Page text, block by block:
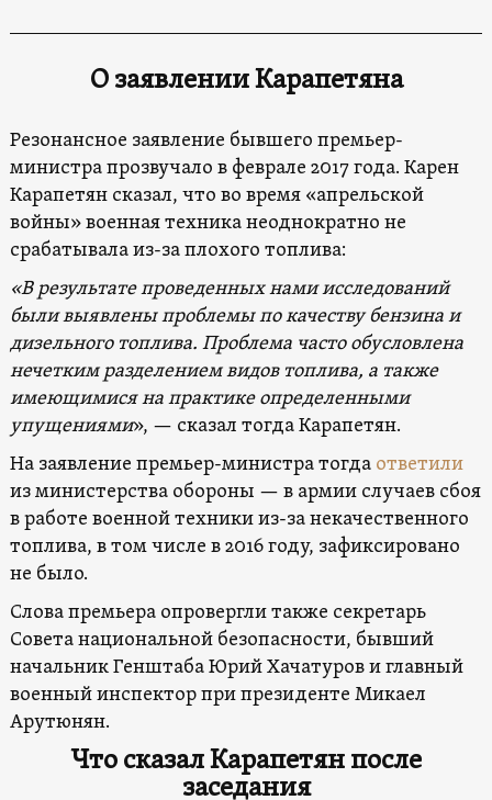
О заявлении Карапетяна
Резонансное заявление бывшего премьер-
министра прозвучало в феврале 2017 года. Карен
Карапетян сказал, что во время «апрельской
войны» военная техника неоднократно не
срабатывала из-за плохого топлива:
«В результате проведенных нами исследований
были выявлены проблемы по качеству бензина и
дизельного топлива. Проблема часто обусловлена
нечетким разделением видов топлива, а также
имеющимися на практике определенными
упущениями», — сказал тогда Карапетян.
На заявление премьер-министра тогда ответили
из министерства обороны — в армии случаев сбоя
в работе военной техники из-за некачественного
топлива, в том числе в 2016 году, зафиксировано
не было.
Слова премьера опровергли также секретарь
Совета национальной безопасности, бывший
начальник Генштаба Юрий Хачатуров и главный
военный инспектор при президенте Микаел
Арутюнян.
Что сказал Карапетян после
заседания